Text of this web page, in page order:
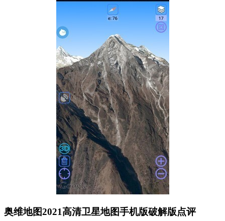
奥维地图2021高清卫星地图手机版破解版点评